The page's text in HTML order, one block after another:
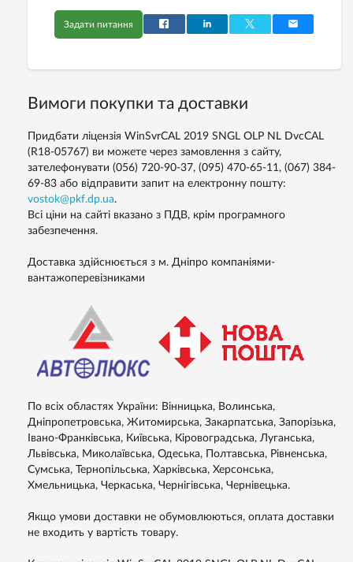
Задати питання
Вимоги покупки та доставки
Придбати ліцензія WinSvrCAL 2019 SNGL OLP NL DvcCAL
(R18-05767) ви можете через замовлення з сайту,
зателефонувати (056) 720-90-37, (095) 470-65-11, (067) 384-
69-83 або відправити запит на електронну пошту:
vostok@pkf.dp.ua.
Всі ціни на сайті вказано з ПДВ, крім програмного
забезпечення.
Доставка здійснюється з м. Дніпро компаніями-
вантажоперевізниками
По всіх областях України: Вінницька, Волинська,
Дніпропетровська, Житомирська, Закарпатська, Запорізька,
Івано-Франківська, Київська, Кіровоградська, Луганська,
Львівська, Миколаївська, Одеська, Полтавська, Рівненська,
Сумська, Тернопільська, Харківська, Херсонська,
Хмельницька, Черкаська, Чернігівська, Чернівецька.
Якщо умови доставки не обумовлюються, оплата доставки
не входить у вартість товару.